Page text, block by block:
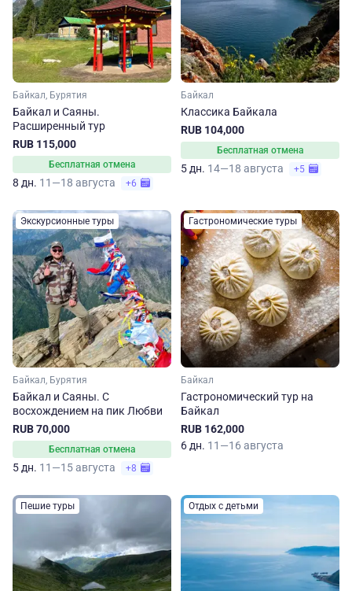
Байкал, Бурятия
Байкал и Саяны.
Расширенный тур
RUB 115,000
Бесплатная отмена
8 дн. 11—18 августа +6
Байкал
Классика Байкала
RUB 104,000
Бесплатная отмена
5 дн. 14—18 августа +5
Экскурсионные туры
Байкал, Бурятия
Байкал и Саяны. С
восхождением на пик Любви
RUB 70,000
Бесплатная отмена
5 дн. 11—15 августа +8
Гастрономические туры
Байкал
Гастрономический тур на
Байкал
RUB 162,000
6 дн. 11—16 августа
Пешие туры Отдых с детьми